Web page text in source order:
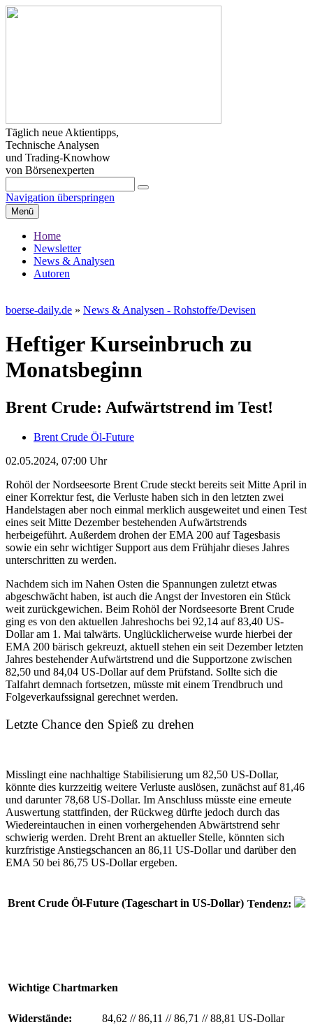
Täglich neue Aktientipps,
Technische Analysen
und Trading-Knowhow
von Börsenexperten
Navigation überspringen
Menü
Home
Newsletter
News & Analysen
Autoren
boerse-daily.de » News & Analysen - Rohstoffe/Devisen
Heftiger Kurseinbruch zu
Monatsbeginn
Brent Crude: Aufwärtstrend im Test!
Brent Crude Öl-Future
02.05.2024, 07:00 Uhr
Rohöl der Nordseesorte Brent Crude steckt bereits seit Mitte April in
einer Korrektur fest, die Verluste haben sich in den letzten zwei
Handelstagen aber noch einmal merklich ausgeweitet und einen Test
eines seit Mitte Dezember bestehenden Aufwärtstrends
herbeigeführt. Außerdem drohen der EMA 200 auf Tagesbasis
sowie ein sehr wichtiger Support aus dem Frühjahr dieses Jahres
unterschritten zu werden.
Nachdem sich im Nahen Osten die Spannungen zuletzt etwas
abgeschwächt haben, ist auch die Angst der Investoren ein Stück
weit zurückgewichen. Beim Rohöl der Nordseesorte Brent Crude
ging es von den aktuellen Jahreshochs bei 92,14 auf 83,40 US-
Dollar am 1. Mai talwärts. Unglücklicherweise wurde hierbei der
EMA 200 bärisch gekreuzt, aktuell stehen ein seit Dezember letzten
Jahres bestehender Aufwärtstrend und die Supportzone zwischen
82,50 und 84,04 US-Dollar auf dem Prüfstand. Sollte sich die
Talfahrt demnach fortsetzen, müsste mit einem Trendbruch und
Folgeverkaufssignal gerechnet werden.
Letzte Chance den Spieß zu drehen
Misslingt eine nachhaltige Stabilisierung um 82,50 US-Dollar,
könnte dies kurzzeitig weitere Verluste auslösen, zunächst auf 81,46
und darunter 78,68 US-Dollar. Im Anschluss müsste eine erneute
Auswertung stattfinden, der Rückweg dürfte jedoch durch das
Wiedereintauchen in einen vorhergehenden Abwärtstrend sehr
schwierig werden. Dreht Brent an aktueller Stelle, könnten sich
kurzfristige Anstiegschancen an 86,11 US-Dollar und darüber den
EMA 50 bei 86,75 US-Dollar ergeben.
Brent Crude Öl-Future (Tageschart in US-Dollar) Tendenz:
Wichtige Chartmarken
Widerstände: 84,62 //86,11 //86,71 //88,81 US-Dollar